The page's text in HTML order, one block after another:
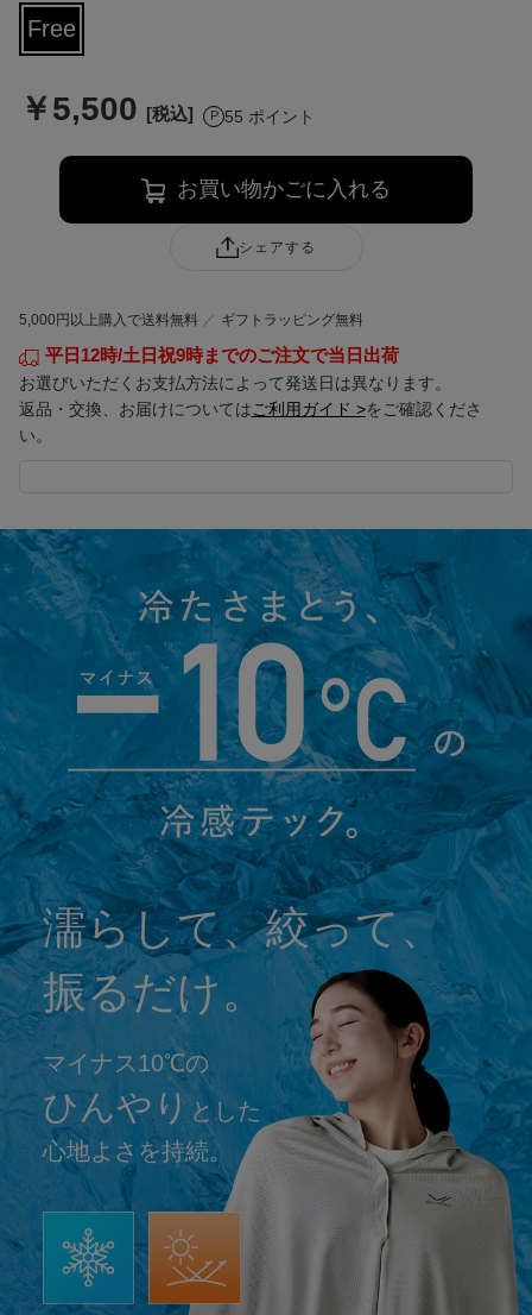
Free
￥5,500 55 ポイント
お買い物かごに入れる
シェアする
5,000円以上購入で送料無料 ギフトラッピング無料
平日12時/土日祝9時までのご注文で当日出荷
お選びいただくお支払方法によって発送日は異なります。
返品・交換、お届けについてはご利用ガイド >をご確認くださ
い。
濡らして、絞って、
振るだけ。
マイナス10℃の
ひんやり とした
心地よさを持続。